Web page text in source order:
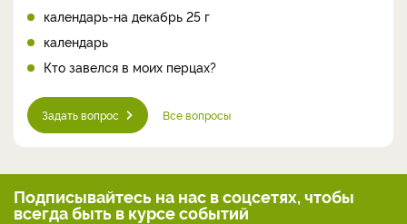
календарь-на декабрь 25 г
календарь
Кто завелся в моих перцах?
Задать вопрос Все вопросы
Подписывайтесь на нас в соцсетях, чтобы
всегдабыть в курсе событий